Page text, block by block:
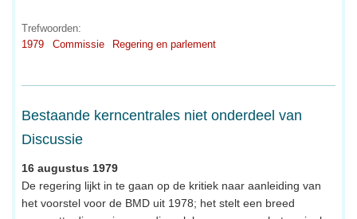
Trefwoorden:
1979
Commissie Regering en parlement
Bestaande kerncentrales niet onderdeel van
Discussie
16 augustus 1979
De regering lijkt in te gaan op de kritiek naar aanleiding van
het voorstel voor de BMD uit 1978; het stelt een breed